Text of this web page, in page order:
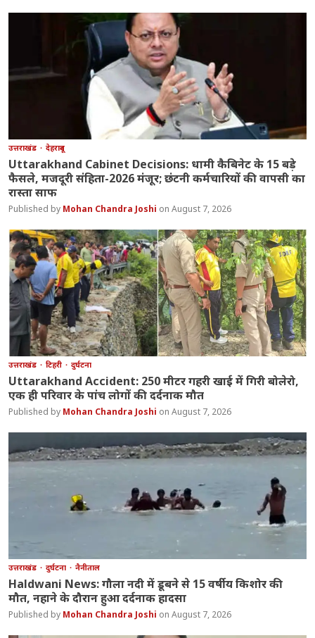
उत्तराखंड देहरादून
Uttarakhand Cabinet Decisions: धामी कैबिनेट के 15 बड़े
फैसले, मजदूरी संहिता-2026 मंजूर; छंटनी कर्मचारियों की वापसी का
रास्ता साफ
Mohan Chandra Joshi August 7, 2026
उत्तराखंड टिहरी दुर्घटना
Uttarakhand Accident: 250 मीटर गहरी खाई में गिरी बोलेरो,
एक ही परिवार के पांच लोगों की दर्दनाक मौत
Mohan Chandra Joshi August 7, 2026
उत्तराखंड दुर्घटना नैनीताल
Haldwani News: गौला नदी में डूबने से 15 वर्षीय किशोर की
मौत, नहाने के दौरान हुआ दर्दनाक हादसा
Mohan Chandra Joshi August 7, 2026